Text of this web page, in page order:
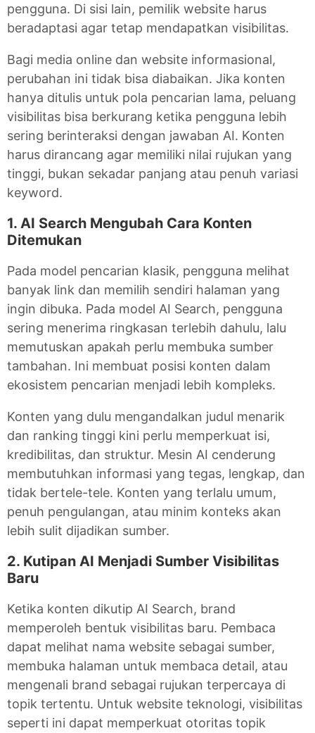
pengguna. Di sisi lain, pemilik website harus
beradaptasi agar tetap mendapatkan visibilitas.
Bagi media online dan website informasional,
perubahan ini tidak bisa diabaikan. Jika konten
hanya ditulis untuk pola pencarian lama, peluang
visibilitas bisa berkurang ketika pengguna lebih
sering berinteraksi dengan jawaban AI. Konten
harus dirancang agar memiliki nilai rujukan yang
tinggi, bukan sekadar panjang atau penuh variasi
keyword.
1. AI Search Mengubah Cara Konten
Ditemukan
Pada model pencarian klasik, pengguna melihat
banyak link dan memilih sendiri halaman yang
ingin dibuka. Pada model AI Search, pengguna
sering menerima ringkasan terlebih dahulu, lalu
memutuskan apakah perlu membuka sumber
tambahan. Ini membuat posisi konten dalam
ekosistem pencarian menjadi lebih kompleks.
Konten yang dulu mengandalkan judul menarik
dan ranking tinggi kini perlu memperkuat isi,
kredibilitas, dan struktur. Mesin AI cenderung
membutuhkan informasi yang tegas, lengkap, dan
tidak bertele-tele. Konten yang terlalu umum,
penuh pengulangan, atau minim konteks akan
lebih sulit dijadikan sumber.
2. Kutipan AI Menjadi Sumber Visibilitas
Baru
Ketika konten dikutip AI Search, brand
memperoleh bentuk visibilitas baru. Pembaca
dapat melihat nama website sebagai sumber,
membuka halaman untuk membaca detail, atau
mengenali brand sebagai rujukan terpercaya di
topik tertentu. Untuk website teknologi, visibilitas
seperti ini dapat memperkuat otoritas topik